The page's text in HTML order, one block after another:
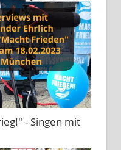
- Singen mit